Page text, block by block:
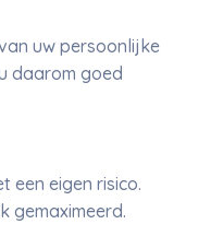
uw persoonlijke
daarom goed
een eigen risico.
gemaximeerd.